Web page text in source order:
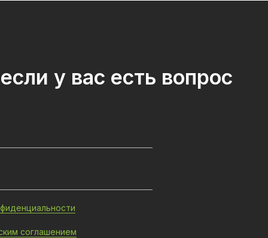
соглашением
у вас есть вопрос